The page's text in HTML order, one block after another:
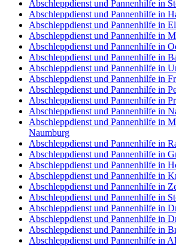
Abschleppdienst und Pannenhilfe in
Abschleppdienst und Pannenhilfe in
Abschleppdienst und Pannenhilfe in
Abschleppdienst und Pannenhilfe in
Abschleppdienst und Pannenhilfe in
Abschleppdienst und Pannenhilfe in
Abschleppdienst und Pannenhilfe in
Abschleppdienst und Pannenhilfe in
Abschleppdienst und Pannenhilfe in
Abschleppdienst und Pannenhilfe in
Abschleppdienst und Pannenhilfe in
Abschleppdienst und Pannenhilfe in
Naumburg
Abschleppdienst und Pannenhilfe in
Abschleppdienst und Pannenhilfe in
Abschleppdienst und Pannenhilfe in
Abschleppdienst und Pannenhilfe in
Abschleppdienst und Pannenhilfe in
Abschleppdienst und Pannenhilfe in
Abschleppdienst und Pannenhilfe in
Abschleppdienst und Pannenhilfe in
Abschleppdienst und Pannenhilfe in
Abschleppdienst und Pannenhilfe in